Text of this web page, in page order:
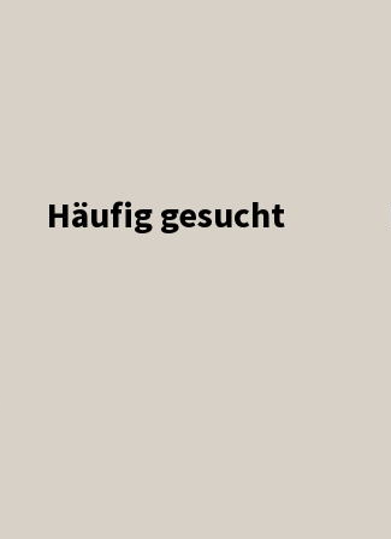
Häufig gesucht